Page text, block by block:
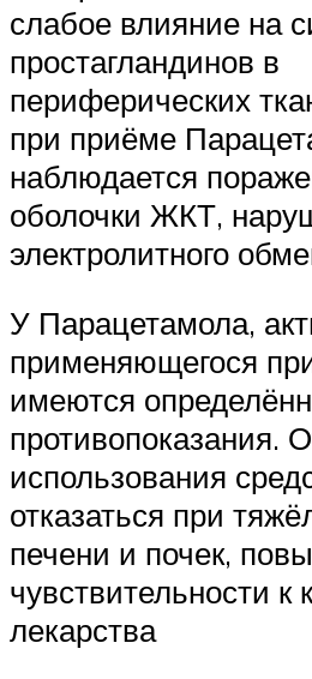
слабое влияние на
простагландинов в
периферических
при приёме
наблюдается
оболочки ЖКТ,
электролитного
У Парацетамола,
применяющегося
имеются
противопоказания.
использования
отказаться при
печени и почек,
чувствительности к
лекарства